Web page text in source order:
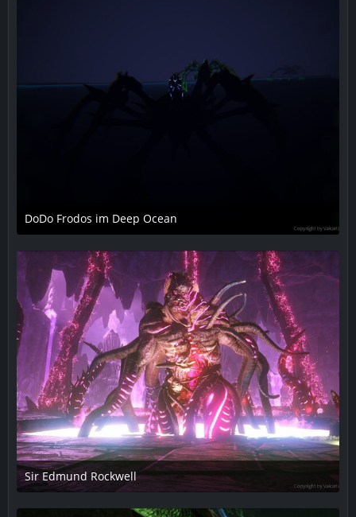
DoDo Frodos im Deep Ocean
3. August 2018 um 23:56
Sir Edmund Rockwell
10. September 2018 um 20:42
1